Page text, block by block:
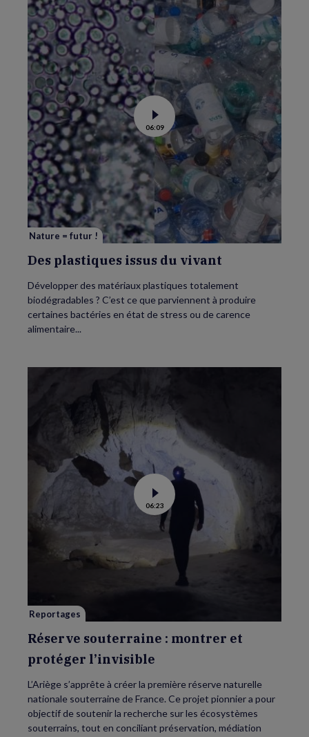
Voir
la
vidéo
de
Des
plastiques
du
vivant
06:09
Nature = futur !
Des plastiques issus du vivant
Développer des matériaux plastiques totalement
biodégradables ? C’est ce que parviennent à produire
certaines bactéries en état de stress ou de carence
alimentaire...
Voir
la
vidéo
de
Réserve
souterraine
montrer
et
protéger
06:23
Reportages
Réserve souterraine : montrer et
protéger l’invisible
L’Ariège s’apprête à créer la première réserve naturelle
nationale souterraine de France. Ce projet pionnier a pour
objectif de soutenir la recherche sur les écosystèmes
souterrains, tout en conciliant préservation, médiation